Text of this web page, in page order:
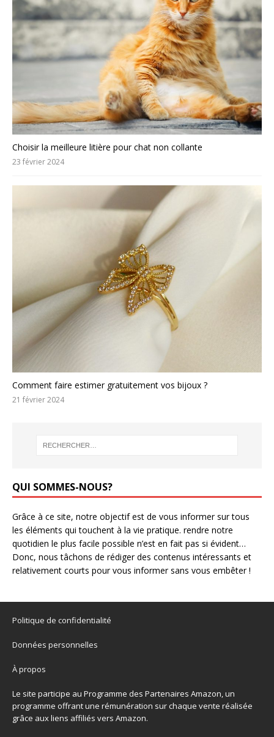
Choisir la meilleure litière pour chat non collante
23 février 2024
Comment faire estimer gratuitement vos bijoux ?
21 février 2024
QUI SOMMES-NOUS?
Grâce à ce site, notre objectif est de vous informer sur tous
les éléments qui touchent à la vie pratique. rendre notre
quotidien le plus facile possible n’est en fait pas si évident…
Donc, nous tâchons de rédiger des contenus intéressants et
relativement courts pour vous informer sans vous embêter !
Politique de confidentialité
Données personnelles
À propos
Le site participe au Programme des Partenaires Amazon, un
programme offrant une rémunération sur chaque vente réalisée
grâce aux liens affiliés vers Amazon.